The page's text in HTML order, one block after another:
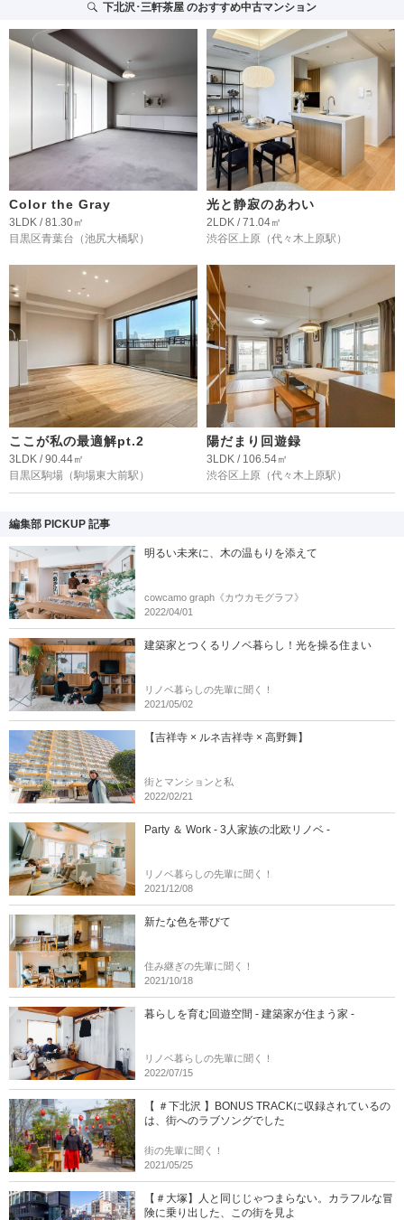
下北沢･三軒茶屋のおすすめ中古マンション
Color the Gray
3LDK / 81.30㎡
目黒区青葉台 （池尻大橋駅）
光と静寂のあわい
2LDK / 71.04㎡
渋谷区上原 （代々木上原駅）
ここが私の最適解pt.2
3LDK / 90.44㎡
目黒区駒場 （駒場東大前駅）
陽だまり回遊録
3LDK / 106.54㎡
渋谷区上原 （代々木上原駅）
編集部 PICKUP 記事
明るい未来に、木の温もりを添えて
cowcamo graph《カウカモグラフ》
2022/04/01
建築家とつくるリノベ暮らし！光を操る住まい
リノベ暮らしの先輩に聞く！
2021/05/02
【吉祥寺 × ルネ吉祥寺 × 高野舞】
街とマンションと私
2022/02/21
Party ＆ Work - 3人家族の北欧リノベ -
リノベ暮らしの先輩に聞く！
2021/12/08
新たな色を帯びて
住み継ぎの先輩に聞く！
2021/10/18
暮らしを育む回遊空間 - 建築家が住まう家 -
リノベ暮らしの先輩に聞く！
2022/07/15
【 ＃下北沢 】BONUS TRACKに収録されているの
は、街へのラブソングでした
街の先輩に聞く！
2021/05/25
【＃大塚】人と同じじゃつまらない。カラフルな冒
険に乗り出した、この街を見よ